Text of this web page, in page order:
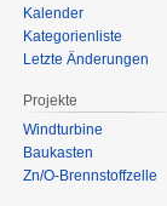
Kalender
Kategorienliste
Letzte Änderungen
Projekte
Windturbine
Baukasten
Zn/O-Brennstoffzelle